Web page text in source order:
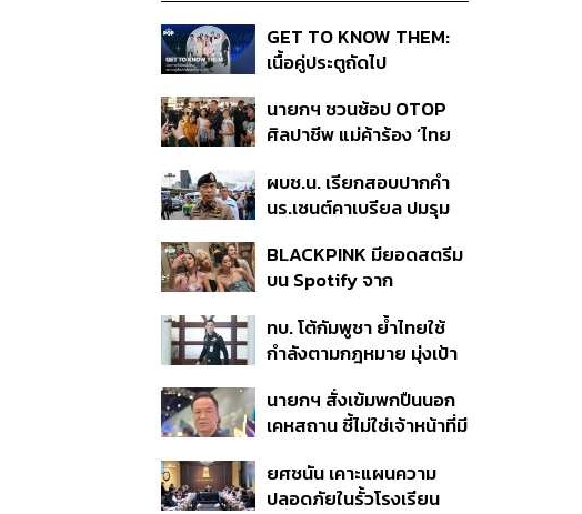
GET TO KNOW THEM:
เนื้อคู่ประตูถัดไป
นายกฯ ชวนช้อป OTOP
ศิลปาชีพ แม่ค้าร้อง ‘ไทย
ถามมีต่อไหม นายกฯ ตอบ
‘เดี๋ยวจะพยายาม’
ผบช.น. เรียกสอบปากคำ
นร.เซนต์คาเบรียล ปมรุม
ดำเนินคดีแล้ว
BLACKPINK มียอดสตรีม
บน Spotify จาก
ครั้ง ตลอด 10 ปีที่ผ่านมา
ทบ. โต้กัมพูชา ย้ำไทยใช้
กำลังตามกฎหมาย มุ่งเป้า
หายไทยไม่อาจลบด้วย
ข้อมูลบิดเบือน
นายกฯ สั่งเข้มพกปืนนอก
เคหสถาน ชี้ไม่ใช่เจ้าหน้าที่มี
ก่อเหตุ เจ้าของร่วมรับผิด
ยศชนัน เคาะแผนความ
ปลอดภัยในรั้วโรงเรียน